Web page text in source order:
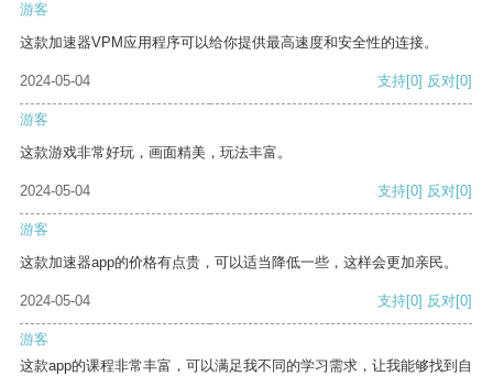
游客
这款加速器VPM应用程序可以给你提供最高速度和安全性的连接。
2024-05-04 支持[0] 反对[0]
游客
这款游戏非常好玩，画面精美，玩法丰富。
2024-05-04 支持[0] 反对[0]
游客
这款加速器app的价格有点贵，可以适当降低一些，这样会更加亲民。
2024-05-04 支持[0] 反对[0]
游客
这款app的课程非常丰富，可以满足我不同的学习需求，让我能够找到自